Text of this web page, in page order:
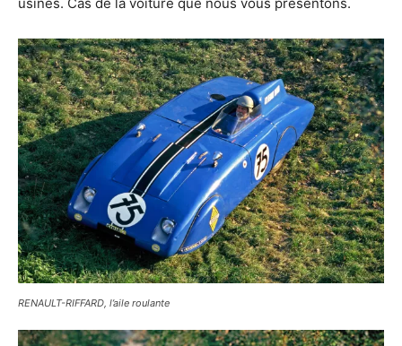
usines. Cas de la voiture que nous vous présentons.
RENAULT-RIFFARD, l’aile roulante